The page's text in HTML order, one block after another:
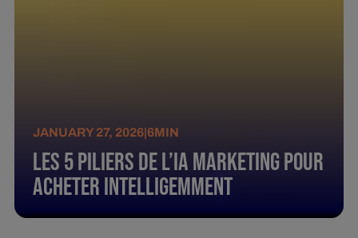
JANUARY 27, 2026|6MIN
Les 5 piliers de l’IA marketing pour
acheter intelligemment